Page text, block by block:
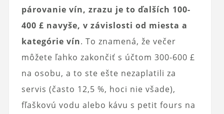
párovanie vín, zrazu je to ďalších 100-
400 £ navyše, v závislosti od miesta a
kategórie vín. To znamená, že večer
môžete ľahko zakončiť s účtom 300-600 £
na osobu, a to ste ešte nezaplatili za
servis (často 12,5 %, hoci nie všade),
fľaškovú vodu alebo kávu s petit fours na